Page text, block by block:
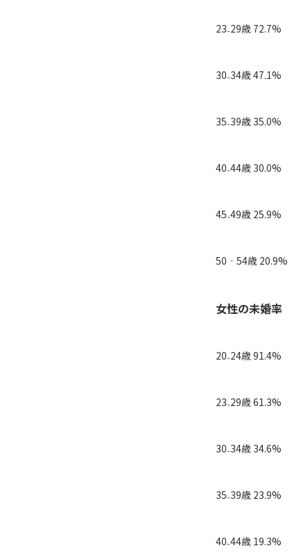
23₋29歳 72.7%
30₋34歳 47.1%
35₋39歳 35.0%
40₋44歳 30.0%
45₋49歳 25.9%
50‐54歳 20.9%
女性の未婚率
20₋24歳 91.4%
23₋29歳 61.3%
30₋34歳 34.6%
35₋39歳 23.9%
40₋44歳 19.3%